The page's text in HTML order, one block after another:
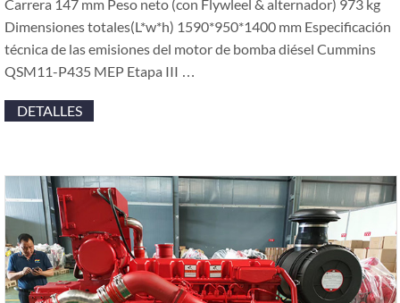
Carrera 147 mm Peso neto (con Flywleel & alternador) 973 kg
Dimensiones totales(L*w*h) 1590*950*1400 mm Especificación
técnica de las emisiones del motor de bomba diésel Cummins
QSM11-P435 MEP Etapa III …
DETALLES